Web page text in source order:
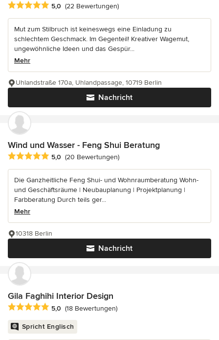
Durchschnittliche Bewertung: 5 von 5 Sternen
5,0 (22 Bewertungen)
Mut zum Stilbruch ist keineswegs eine Einladung zu
schlechtem Geschmack. Im Gegenteil! Kreativer Wagemut,
ungewöhnliche Ideen und das Gespür...
Mehr
Nachricht
Uhlandstraße 170a, Uhlandpassage, 10719 Berlin
Wind und Wasser - Feng Shui Beratung
Durchschnittliche Bewertung: 5 von 5 Sternen
5,0 (20 Bewertungen)
Die Ganzheitliche Feng Shui- und Wohnraumberatung Wohn-
und Geschäftsräume | Neubauplanung | Projektplanung |
Farbberatung Durch teils ger...
Mehr
Nachricht
10318 Berlin
Gila Faghihi Interior Design
Durchschnittliche Bewertung: 5 von 5 Sternen
5,0 (18 Bewertungen)
Spricht Englisch